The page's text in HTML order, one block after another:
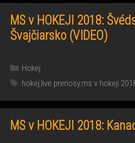
MS v HOKEJI 2018:
Švajčiarsko (VIDEO)
Kategórie
Hokej
Značky
hokej,live prenosy,ms v hokeji
MS v HOKEJI 2018: